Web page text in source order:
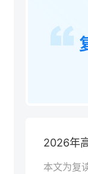
本文为复